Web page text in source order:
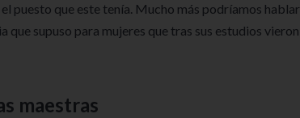
puesto que este tenía. Mucho más podríamos hablar
supuso para mujeres que tras sus estudios vieron
maestras